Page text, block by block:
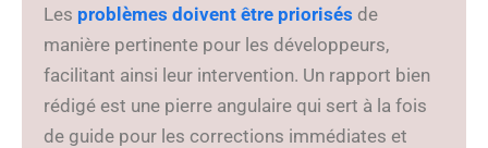
Les problèmes doivent être priorisés de
manière pertinente pour les développeurs,
facilitant ainsi leur intervention. Un rapport bien
rédigé est une pierre angulaire qui sert à la fois
de guide pour les corrections immédiates et